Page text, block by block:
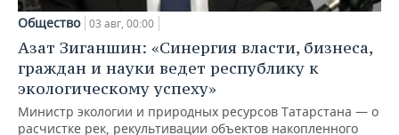
Общество 03 авг, 00:00
Азат Зиганшин: «Синергия власти, бизнеса,
граждан и науки ведет республику к
экологическому успеху»
Министр экологии и природных ресурсов Татарстана — о
расчистке рек, рекультивации объектов накопленного